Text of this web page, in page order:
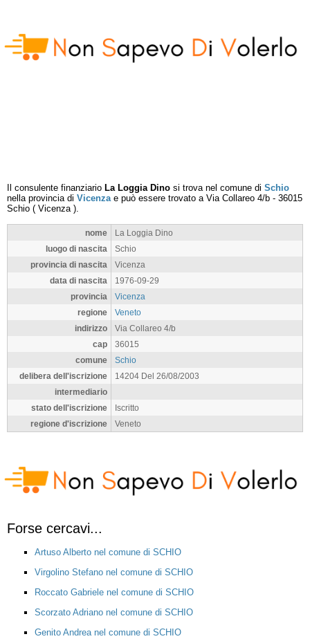
Il consulente finanziario La Loggia Dino si trova nel comune di Schio
nella provincia di Vicenzae può essere trovato a Via Collareo 4/b - 36015
Schio ( Vicenza).
nome
La Loggia Dino
luogo di nascita
Schio
provincia di nascita
Vicenza
data di nascita
1976-09-29
provincia
Vicenza
regione
Veneto
indirizzo
Via Collareo 4/b
cap
36015
comune
Schio
delibera dell'iscrizione
14204 Del 26/08/2003
intermediario
stato dell'iscrizione
Iscritto
regione d'iscrizione
Veneto
Forse cercavi...
Artuso Alberto nel comune di SCHIO
Virgolino Stefano nel comune di SCHIO
Roccato Gabriele nel comune di SCHIO
Scorzato Adriano nel comune di SCHIO
Genito Andrea nel comune di SCHIO